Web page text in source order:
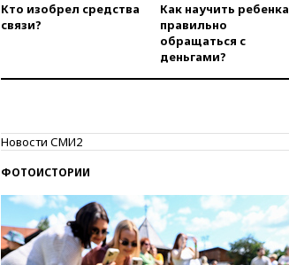
Кто изобрел средства
связи?
Как научить ребенка
правильно
обращаться с
деньгами?
Новости СМИ2
ФОТОИСТОРИИ